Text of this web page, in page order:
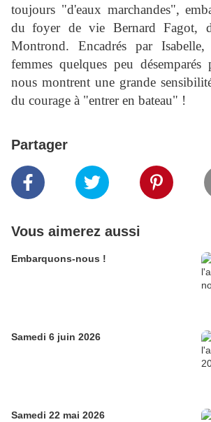
toujours "d'eaux marchandes",
du foyer de vie Bernard Fagot,
Montrond. Encadrés par
femmes quelques peu désemparés
nous montrent une grande
du courage à "entrer en bateau" !
Partager
Vous aimerez aussi
Embarquons-nous !
Samedi 6 juin 2026
Samedi 22 mai 2026